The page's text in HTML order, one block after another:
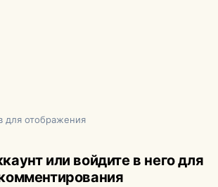
для отображения
или войдите в него для